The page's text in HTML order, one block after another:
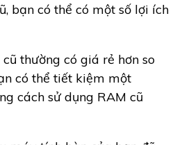
bạn có thể có một số lợi ích
cũ thường có giá rẻ hơn so
có thể tiết kiệm một
cách sử dụng RAM cũ